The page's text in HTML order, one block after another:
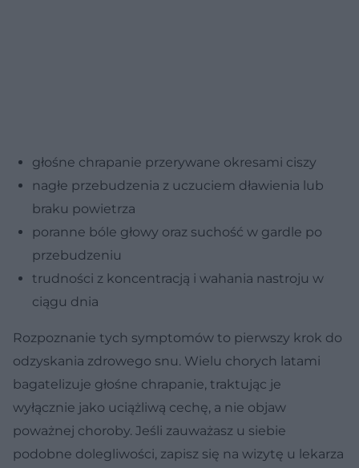
głośne chrapanie przerywane okresami ciszy
nagłe przebudzenia z uczuciem dławienia lub
braku powietrza
poranne bóle głowy oraz suchość w gardle po
przebudzeniu
trudności z koncentracją i wahania nastroju w
ciągu dnia
Rozpoznanie tych symptomów to pierwszy krok do
odzyskania zdrowego snu. Wielu chorych latami
bagatelizuje głośne chrapanie, traktując je
wyłącznie jako uciążliwą cechę, a nie objaw
poważnej choroby. Jeśli zauważasz u siebie
podobne dolegliwości, zapisz się na wizytę u lekarza